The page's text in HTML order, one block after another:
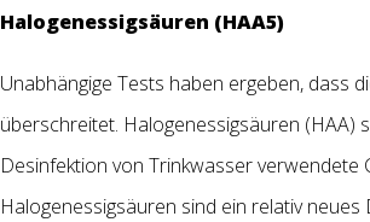
Halogenessigsäuren (HAA5)
Unabhängige Tests haben ergeben, dass
überschreitet. Halogenessigsäuren (HAA)
Desinfektion von Trinkwasser
Halogenessigsäuren sind ein relativ